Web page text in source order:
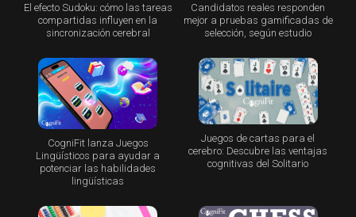
El efecto Sudoku: cómo las tareas
compartidas influyen en la
sincronización cerebral
Candidatos reales responden
mejor a pruebas gamificadas de
selección, según estudio
CogniFit lanza Juegos
Lingüísticos para ayudar a
potenciar las habilidades
lingüísticas
Juegos de cartas para el
cerebro: Descubre las ventajas
cognitivas del Solitario